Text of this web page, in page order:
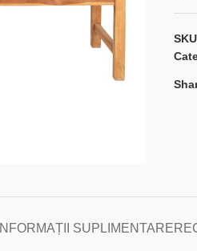
INFORMAȚII SUPLIMENTARE